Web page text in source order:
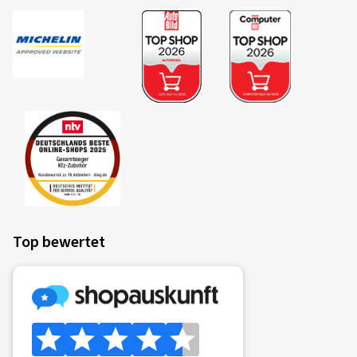
Die Kriterien und Bewertungsklassen im
Überblick
Kraftstoffeffizienz
Der Kraftstoffverbrauch hängt vom Rollwiderstand der
Bereifung, dem Fahrzeug selbst, den Fahrbedingungen und
Rollwiderstand (Rollwiderstandskoeffizient) des Reifens
wird in Klassen A (größte Effizienz) bis E (geringste
Effizienz) eingeteilt.
Ist ein Fahrzeug komplett mit Reifen der Klasse A
ausgestattet, ist im Vergleich zu einer Ausstattung mit
Reifen der Klasse E eine Verbrauchsreduzierung von bis zu
Top bewertet